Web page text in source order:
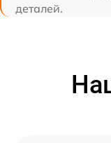
деталей.